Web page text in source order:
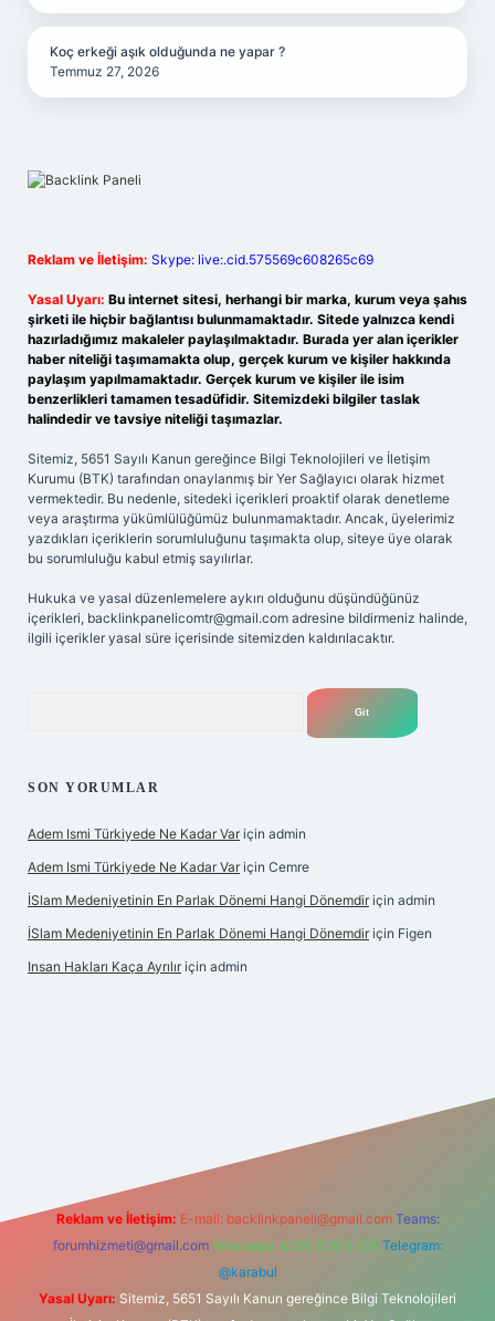
Koç erkeği aşık olduğunda ne yapar ?
Temmuz 27, 2026
Reklam ve İletişim: Skype: live:.cid.575569c608265c69
Yasal Uyarı: Bu internet sitesi, herhangi bir marka, kurum veya şahıs
şirketi ile hiçbir bağlantısı bulunmamaktadır. Sitede yalnızca kendi
hazırladığımız makaleler paylaşılmaktadır. Burada yer alan içerikler
haber niteliği taşımamakta olup, gerçek kurum ve kişiler hakkında
paylaşım yapılmamaktadır. Gerçek kurum ve kişiler ile isim
benzerlikleri tamamen tesadüfidir. Sitemizdeki bilgiler taslak
halindedir ve tavsiye niteliği taşımazlar.
Sitemiz, 5651 Sayılı Kanun gereğince Bilgi Teknolojileri ve İletişim
Kurumu (BTK) tarafından onaylanmış bir Yer Sağlayıcı olarak hizmet
vermektedir. Bu nedenle, sitedeki içerikleri proaktif olarak denetleme
veya araştırma yükümlülüğümüz bulunmamaktadır. Ancak, üyelerimiz
yazdıkları içeriklerin sorumluluğunu taşımakta olup, siteye üye olarak
bu sorumluluğu kabul etmiş sayılırlar.
Hukuka ve yasal düzenlemelere aykırı olduğunu düşündüğünüz
içerikleri, backlinkpanelicomtr@gmail.com adresine bildirmeniz halinde,
ilgili içerikler yasal süre içerisinde sitemizden kaldırılacaktır.
SON YORUMLAR
Adem Ismi Türkiyede Ne Kadar Var için admin
Adem Ismi Türkiyede Ne Kadar Var için Cemre
İSlam Medeniyetinin En Parlak Dönemi Hangi Dönemdir için admin
İSlam Medeniyetinin En Parlak Dönemi Hangi Dönemdir için Figen
Insan Hakları Kaça Ayrılır için admin
Reklam ve İletişim: E-mail: backlinkpaneli@gmail.com Teams:
forumhizmeti@gmail.com Whatsapp: 0262 606 0 726 Telegram:
@karabul
Yasal Uyarı: Sitemiz, 5651 Sayılı Kanun gereğince Bilgi Teknolojileri